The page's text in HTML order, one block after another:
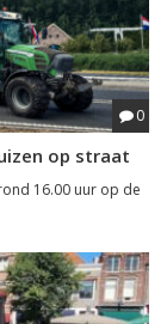
0
op straat
16.00 uur op de